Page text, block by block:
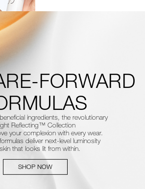
FORWARD
ingredients, the revolutionary
Reflecting™ Collection
your complexion with every wear.
formulas deliver next-level luminosity
that looks lit from within.
SHOP NOW